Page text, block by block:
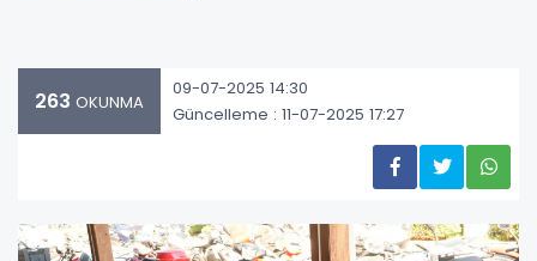
263 OKUNMA
09-07-2025 14:30
Güncelleme : 11-07-2025 17:27